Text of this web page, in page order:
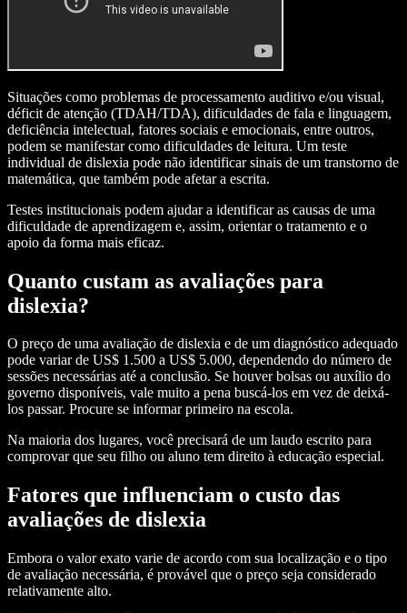
Situações como problemas de processamento auditivo e/ou visual,
déficit de atenção (TDAH/TDA), dificuldades de fala e linguagem,
deficiência intelectual, fatores sociais e emocionais, entre outros,
podem se manifestar como dificuldades de leitura. Um teste
individual de dislexia pode não identificar sinais de um transtorno de
matemática, que também pode afetar a escrita.
Testes institucionais podem ajudar a identificar as causas de uma
dificuldade de aprendizagem e, assim, orientar o tratamento e o
apoio da forma mais eficaz.
Quanto custam as avaliações para
dislexia?
O preço de uma avaliação de dislexia e de um diagnóstico adequado
pode variar de US$ 1.500 a US$ 5.000, dependendo do número de
sessões necessárias até a conclusão. Se houver bolsas ou auxílio do
governo disponíveis, vale muito a pena buscá-los em vez de deixá-
los passar. Procure se informar primeiro na escola.
Na maioria dos lugares, você precisará de um laudo escrito para
comprovar que seu filho ou aluno tem direito à educação especial.
Fatores que influenciam o custo das
avaliações de dislexia
Embora o valor exato varie de acordo com sua localização e o tipo
de avaliação necessária, é provável que o preço seja considerado
relativamente alto.